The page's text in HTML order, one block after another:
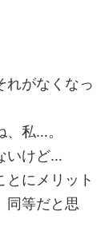
れがなくなっ
私…。
いけど…
とにメリット
同等だと思